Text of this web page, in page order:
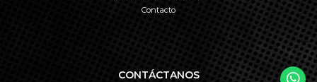
Contacto
CONTÁCTANOS